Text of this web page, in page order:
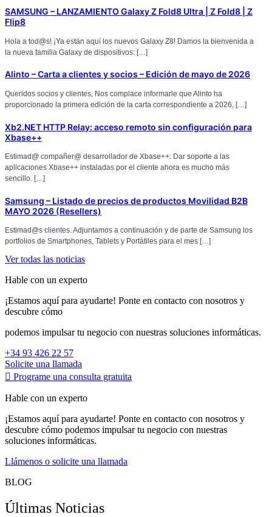
SAMSUNG – LANZAMIENTO Galaxy Z Fold8 Ultra | Z Fold8 | Z
Flip8
Hola a tod@s! ¡Ya están aquí los nuevos Galaxy Z8! Damos la bienvenida a
la nueva familia Galaxy de dispositivos: […]
Alinto – Carta a clientes y socios – Edición de mayo de 2026
Queridos socios y clientes, Nos complace informarle que Alinto ha
proporcionado la primera edición de la carta correspondiente a 2026, […]
Xb2.NET HTTP Relay: acceso remoto sin configuración para
Xbase++
Estimad@ compañer@ desarrollador de Xbase++: Dar soporte a las
aplicaciones Xbase++ instaladas por el cliente ahora es mucho más
sencillo. […]
Samsung – Listado de precios de productos Movilidad B2B
MAYO 2026 (Resellers)
Estimad@s clientes. Adjuntamos a continuación y de parte de Samsung los
portfolios de Smartphones, Tablets y Portátiles para el mes […]
Ver todas las noticias
Hable con un experto
¡Estamos aquí para ayudarte! Ponte en contacto con nosotros y
descubre cómo
podemos impulsar tu negocio con nuestras soluciones informáticas.
+34 93 426 22 57
Solicite una llamada
Programe una consulta gratuita
Hable con un experto
¡Estamos aquí para ayudarte! Ponte en contacto con nosotros y
descubre cómo podemos impulsar tu negocio con nuestras
soluciones informáticas.
Llámenos o solicite una llamada
BLOG
Últimas Noticias